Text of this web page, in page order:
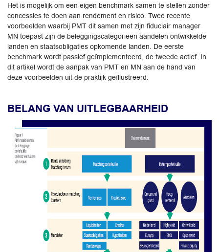
Het is mogelijk om een eigen benchmark samen te stellen zonder
concessies te doen aan rendement en risico. Twee recente
voorbeelden waarbij PMT dit samen met zijn fiduciair manager
MN toepast zijn de beleggingscategorieën aandelen ontwikkelde
landen en staatsobligaties opkomende landen. De eerste
benchmark wordt passief geïmplementeerd, de tweede actief. In
dit artikel wordt de aanpak van PMT en MN aan de hand van
deze voorbeelden uit de praktijk geïllustreerd.
BELANG VAN UITLEGBAARHEID